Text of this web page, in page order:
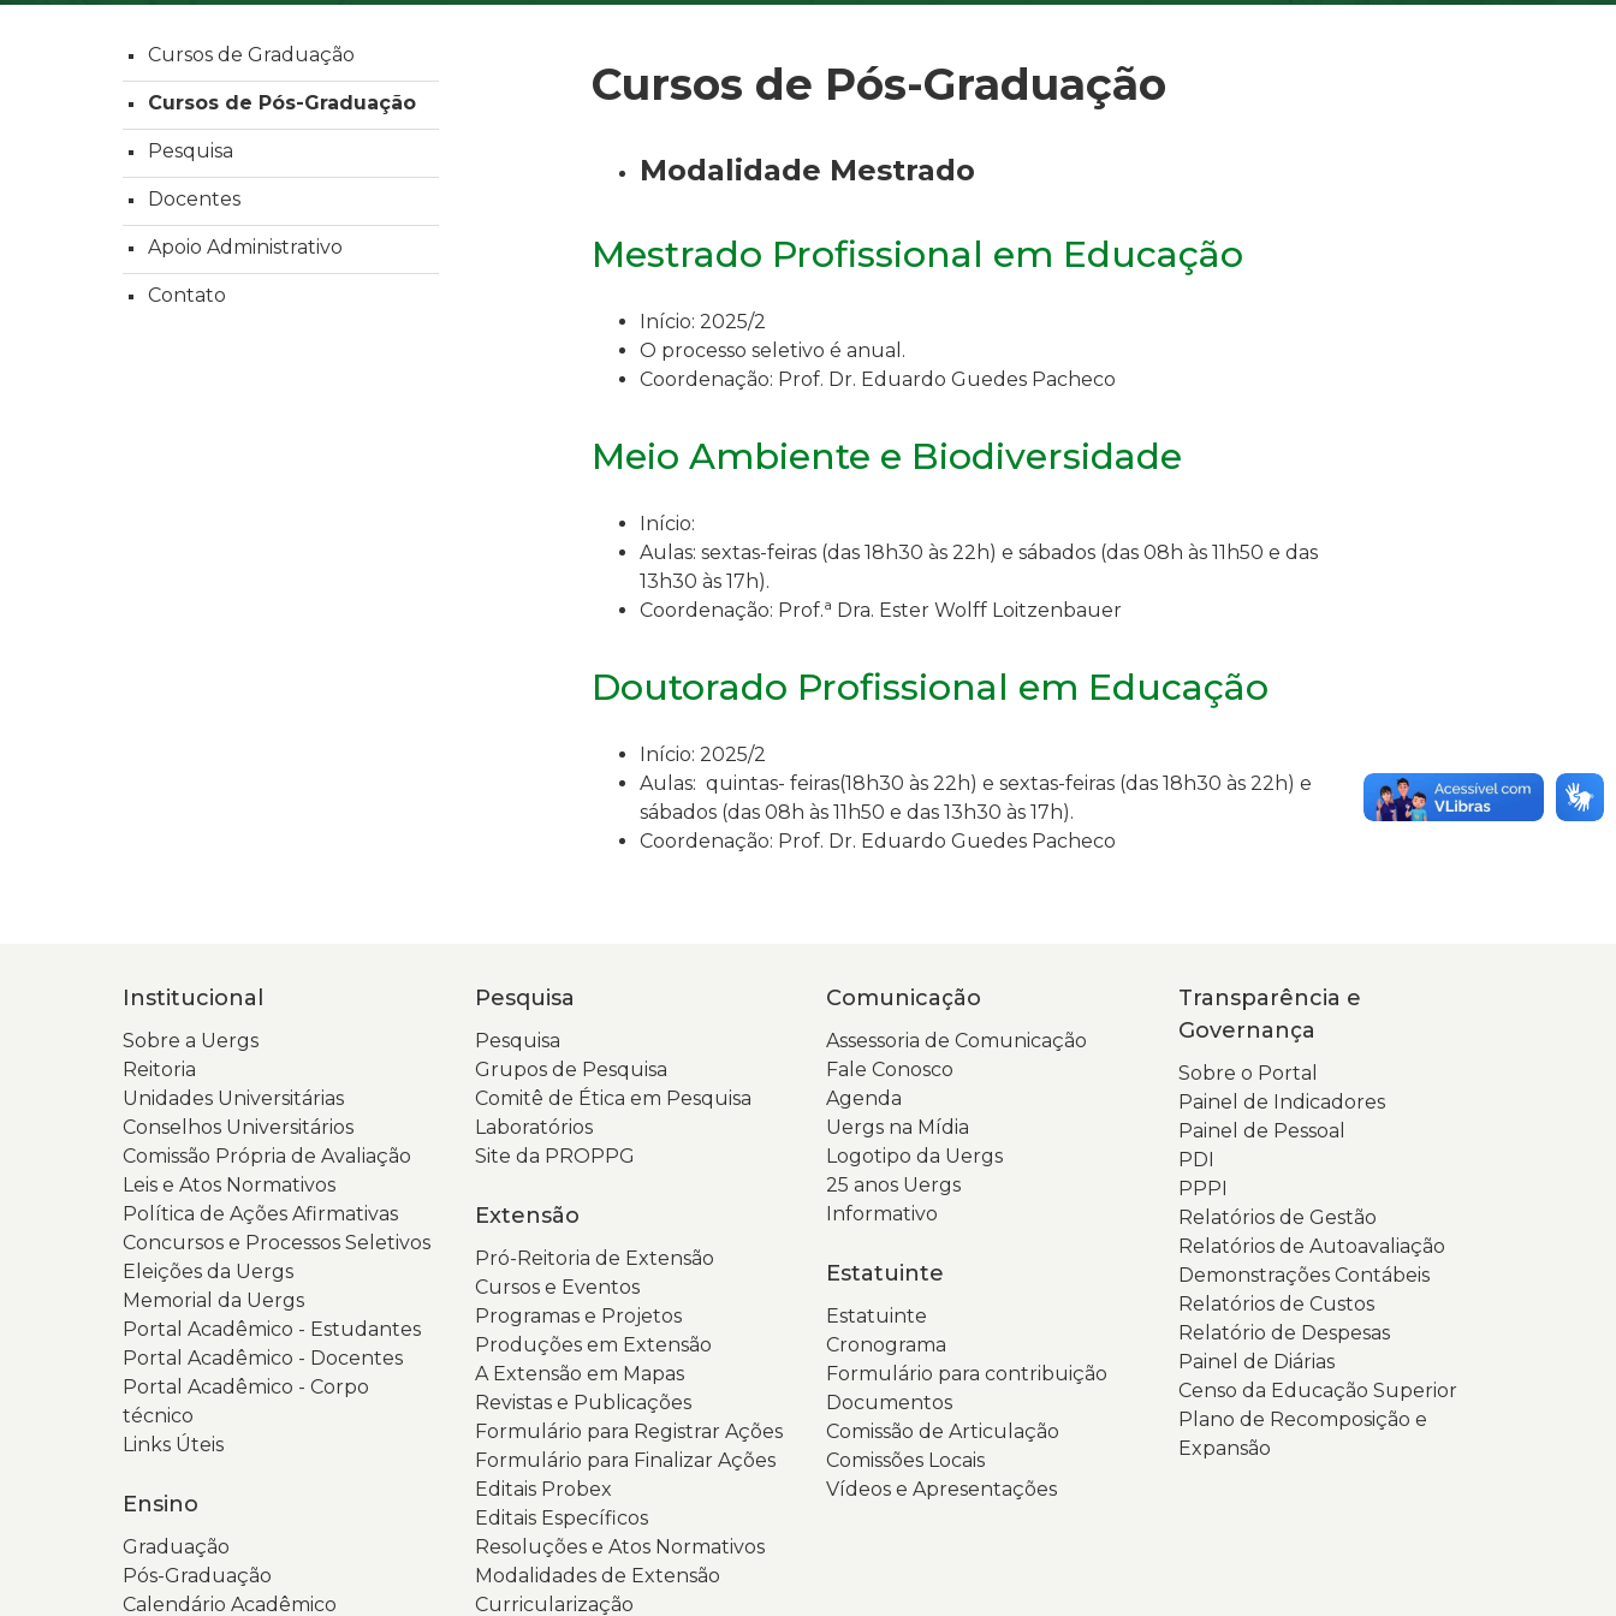
Cursos de Pós-Graduação
Modalidade Mestrado
Mestrado Profissional em Educação
Início: 2025/2
O processo seletivo é anual.
Coordenação: Prof. Dr. Eduardo Guedes Pacheco
Meio Ambiente e Biodiversidade
Início:
Aulas: sextas-feiras (das 18h30 às 22h) e sábados (das 08h às 11h50 e das
13h30 às 17h).
Coordenação: Prof.a Dra. Ester Wolff Loitzenbauer
Doutorado Profissional em Educação
Início: 2025/2
Aulas: quintas- feiras(18h30 às 22h) e sextas-feiras (das 18h30 às 22h) e
sábados (das 08h às 11h50 e das 13h30 às 17h).
Coordenação: Prof. Dr. Eduardo Guedes Pacheco
Cursos de Graduação
Cursos de Pós-Graduação
Pesquisa
Docentes
Apoio Administrativo
Contato
Institucional
Sobre a Uergs
Reitoria
Unidades Universitárias
Conselhos Universitários
Comissão Própria de Avaliação
Leis e Atos Normativos
Política de Ações Afirmativas
Concursos e Processos Seletivos
Eleições da Uergs
Memorial da Uergs
Portal Acadêmico - Estudantes
Portal Acadêmico - Docentes
Portal Acadêmico - Corpo
técnico
Links Úteis
Ensino
Graduação
Pós-Graduação
Calendário Acadêmico
Pesquisa
Pesquisa
Grupos de Pesquisa
Comitê de Ética em Pesquisa
Laboratórios
Site da PROPPG
Extensão
Pró-Reitoria de Extensão
Cursos e Eventos
Programas e Projetos
Produções em Extensão
A Extensão em Mapas
Revistas e Publicações
Formulário para Registrar Ações
Formulário para Finalizar Ações
Editais Probex
Editais Específicos
Resoluções e Atos Normativos
Modalidades de Extensão
Curricularização
Comunicação
Assessoria de Comunicação
Fale Conosco
Agenda
Uergs na Mídia
Logotipo da Uergs
25 anos Uergs
Informativo
Estatuinte
Estatuinte
Cronograma
Formulário para contribuição
Documentos
Comissão de Articulação
Comissões Locais
Vídeos e Apresentações
Transparência e
Governança
Sobre o Portal
Painel de Indicadores
Painel de Pessoal
PDI
PPPI
Relatórios de Gestão
Relatórios de Autoavaliação
Demonstrações Contábeis
Relatórios de Custos
Relatório de Despesas
Painel de Diárias
Censo da Educação Superior
Plano de Recomposição e
Expansão